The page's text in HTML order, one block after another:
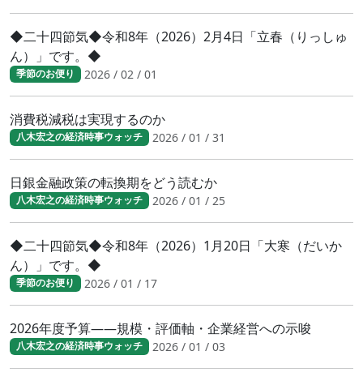
◆二十四節気◆令和8年（2026）2月4日「立春（りっしゅ
ん）」です。◆
季節のお便り 2026 / 02 / 01
消費税減税は実現するのか
八木宏之の経済時事ウォッチ 2026 / 01 / 31
日銀金融政策の転換期をどう読むか
八木宏之の経済時事ウォッチ 2026 / 01 / 25
◆二十四節気◆令和8年（2026）1月20日「大寒（だいか
ん）」です。◆
季節のお便り 2026 / 01 / 17
2026年度予算――規模・評価軸・企業経営への示唆
八木宏之の経済時事ウォッチ 2026 / 01 / 03